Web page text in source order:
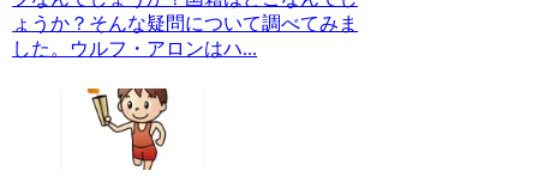
ょうか？そんな疑問について調べてみま
した。ウルフ・アロンはハ...